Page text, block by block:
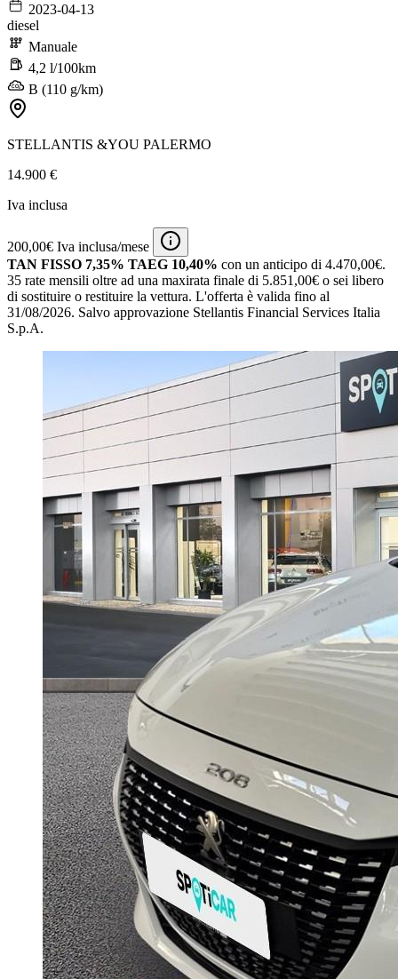
2023-04-13
diesel
Manuale
4,2 l/100km
B (110 g/km)
STELLANTIS &YOU PALERMO
14.900 €
Iva inclusa
200,00€ Iva inclusa/mese
TAN FISSO 7,35% TAEG 10,40% con un anticipo di 4.470,00€.
35 rate mensili oltre ad una maxirata finale di 5.851,00€ o sei libero
di sostituire o restituire la vettura. L'offerta è valida fino al
31/08/2026. Salvo approvazione Stellantis Financial Services Italia
S.p.A.